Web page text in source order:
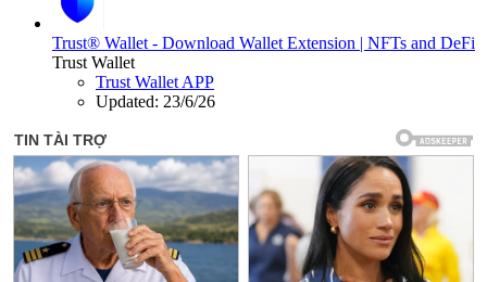
Trust® Wallet - Download Wallet Extension | NFTs and DeFi
Trust Wallet
Trust Wallet APP
Updated: 23/6/26